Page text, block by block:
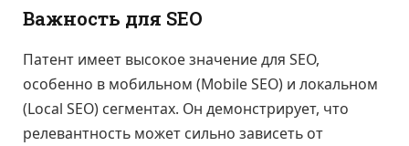
Важность для SEO
Патент имеет высокое значение для SEO,
особенно в мобильном (Mobile SEO) и локальном
(Local SEO) сегментах. Он демонстрирует, что
релевантность может сильно зависеть от